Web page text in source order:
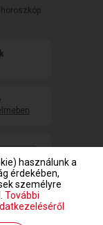
használunk a
érdekében,
személyre
További